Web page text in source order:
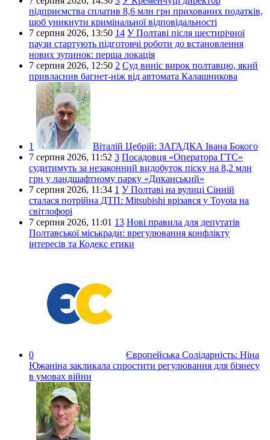
підприємства сплатив 8,6 млн грн прихованих податків,
щоб уникнути кримінальної відповідальності
7 серпня 2026, 13:50 14 У Полтаві після шестирічної
паузи стартують підготовчі роботи до встановлення
нових зупинок: перша локація
7 серпня 2026, 12:50 2 Суд виніс вирок полтавцю, який
привласнив багнет-ніж від автомата Калашникова
1 Віталій Цебрій: ЗАГАДКА Івана Бокого
7 серпня 2026, 11:52 3 Посадовця «Оператора ГТС»
судитимуть за незаконний видобуток піску на 8,2 млн
грн у ландшафтному парку «Диканський»
7 серпня 2026, 11:34 1 У Полтаві на вулиці Сінній
сталася потрійна ДТП: Mitsubishi врізався у Toyota на
світлофорі
7 серпня 2026, 11:01 13 Нові правила для депутатів
Полтавської міськради: врегулювання конфлікту
інтересів та Кодекс етики
0 Європейська Солідарність: Ніна
Южаніна закликала спростити регулювання для бізнесу
в умовах війни